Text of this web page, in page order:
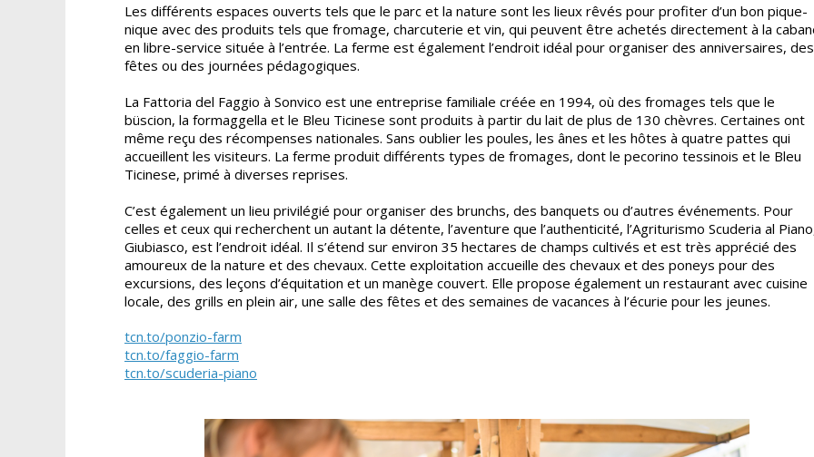
Les différents espaces ouverts tels que le parc et la nature sont les lieux rêvés pour profiter d’un bon pique-
nique avec des produits tels que fromage, charcuterie et vin, qui peuvent être achetés directement à la
en libre-service située à l’entrée. La ferme est également l’endroit idéal pour organiser des anniversaires, des
fêtes ou des journées pédagogiques.
La Fattoria del Faggio à Sonvico est une entreprise familiale créée en 1994, où des fromages tels que le
büscion, la formaggella et le Bleu Ticinese sont produits à partir du lait de plus de 130 chèvres. Certaines ont
même reçu des récompenses nationales. Sans oublier les poules, les ânes et les hôtes à quatre pattes qui
accueillent les visiteurs. La ferme produit différents types de fromages, dont le pecorino tessinois et le Bleu
Ticinese, primé à diverses reprises.
C’est également un lieu privilégié pour organiser des brunchs, des banquets ou d’autres événements. Pour
celles et ceux qui recherchent un autant la détente, l’aventure que l’authenticité, l’Agriturismo Scuderia al
Giubiasco, est l’endroit idéal. Il s’étend sur environ 35 hectares de champs cultivés et est très apprécié des
amoureux de la nature et des chevaux. Cette exploitation accueille des chevaux et des poneys pour des
excursions, des leçons d’équitation et un manège couvert. Elle propose également un restaurant avec cuisine
locale, des grills en plein air, une salle des fêtes et des semaines de vacances à l’écurie pour les jeunes.
tcn.to/ponzio-farm
tcn.to/faggio-farm
tcn.to/scuderia-piano